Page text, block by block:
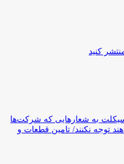
کنید
به شعارهایی که شرکت‌ها
توجه نکنند/ تامین قطعات و